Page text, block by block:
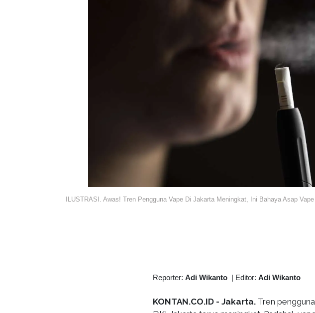
ILUSTRASI. Awas! Tren Pengguna Vape Di Jakarta Meningkat, Ini Bahaya Asap
Reporter: Adi Wikanto | Editor: Adi Wikanto
KONTAN.CO.ID - Jakarta. Tren